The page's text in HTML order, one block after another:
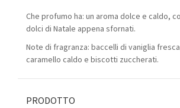
Che profumo ha: un aroma dolce e caldo,
dolci di Natale appena sfornati.
Note di fragranza: baccelli di vaniglia
caramello caldo e biscotti zuccherati.
PRODOTTO